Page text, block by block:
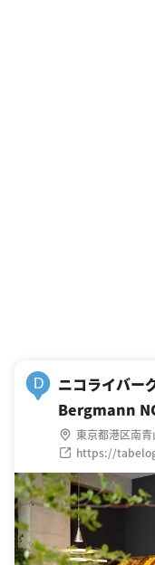
D
ニコライバー
Bergmann
東京都港区南青
https://